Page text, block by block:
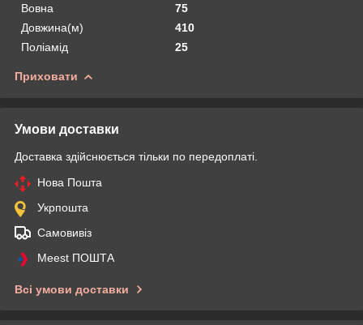
Вовна
75
Довжина(м)
410
Поліамід
25
Приховати
Умови доставки
Доставка здійснюється тільки по передоплаті.
Нова Пошта
Укрпошта
Самовивіз
Meest ПОШТА
Всі умови доставки